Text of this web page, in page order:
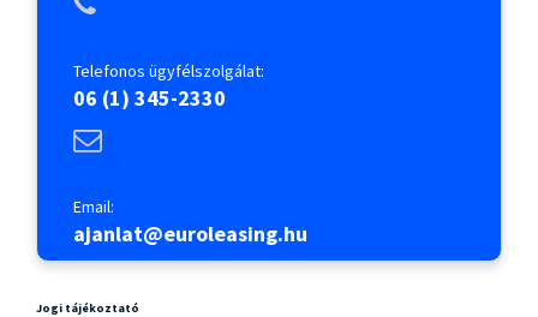
Telefonos ügyfélszolgálat:
06 (1) 345-2330
Email:
ajanlat@euroleasing.hu
Jogi tájékoztató